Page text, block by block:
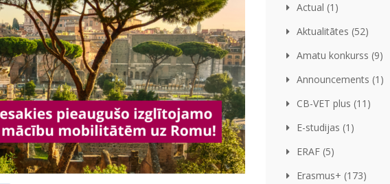
Actual (1)
Aktualitātes (52)
Amatu konkurss (9)
Announcements (1)
CB-VET plus (11)
E-studijas (1)
ERAF (5)
Erasmus+ (173)